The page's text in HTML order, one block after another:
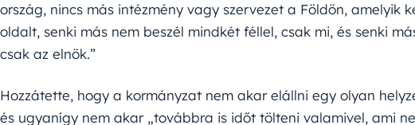
ország, nincs más intézmény vagy szervezet a Földön, amelyik
oldalt, senki más nem beszél mindkét féllel, csak mi, és senki
csak az elnök.”
Hozzátette, hogy a kormányzat nem akar elállni egy olyan
és ugyanígy nem akar „továbbra is időt tölteni valamivel, ami